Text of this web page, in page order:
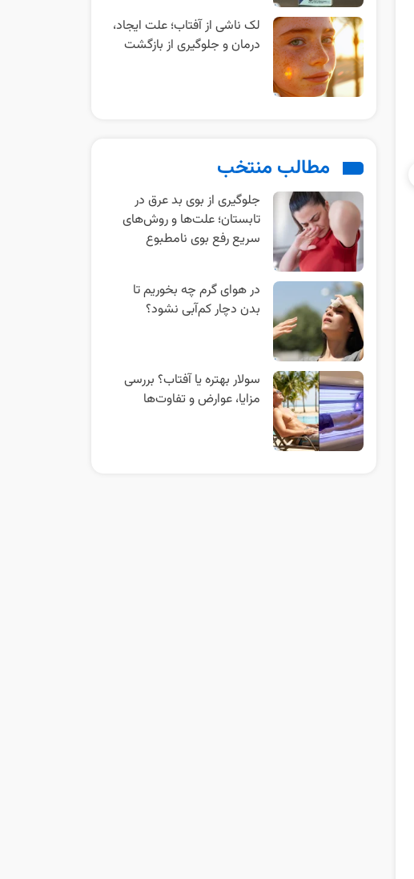
متخصص گوارش و کبد
4,5
(1,747)
تهران
لک ناشی از آفتاب؛ علت ایجاد،
درمان و جلوگیری از بازگشت
مطالب منتخب
جلوگیری از بوی بد عرق در
تابستان؛ علت‌ها و روش‌های
سریع رفع بوی نامطبوع
در هوای گرم چه بخوریم تا
بدن دچار کم‌آبی نشود؟
سولار بهتره یا آفتاب؟ بررسی
مزایا، عوارض و تفاوت‌ها